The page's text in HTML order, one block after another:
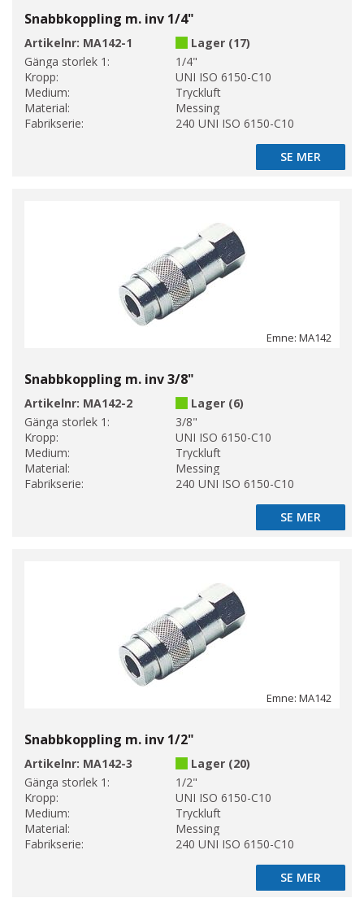
Snabbkoppling m. inv 1/4"
Artikelnr: MA142-1
Lager (17)
Gänga storlek 1:
1/4"
Kropp:
UNI ISO 6150-C10
Medium:
Tryckluft
Material:
Messing
Fabrikserie:
240 UNI ISO 6150-C10
SE MER
SE MER
Emne: MA142
Snabbkoppling m. inv 3/8"
Artikelnr: MA142-2
Lager (6)
Gänga storlek 1:
3/8"
Kropp:
UNI ISO 6150-C10
Medium:
Tryckluft
Material:
Messing
Fabrikserie:
240 UNI ISO 6150-C10
SE MER
SE MER
Emne: MA142
Snabbkoppling m. inv 1/2"
Artikelnr: MA142-3
Lager (20)
Gänga storlek 1:
1/2"
Kropp:
UNI ISO 6150-C10
Medium:
Tryckluft
Material:
Messing
Fabrikserie:
240 UNI ISO 6150-C10
SE MER
SE MER